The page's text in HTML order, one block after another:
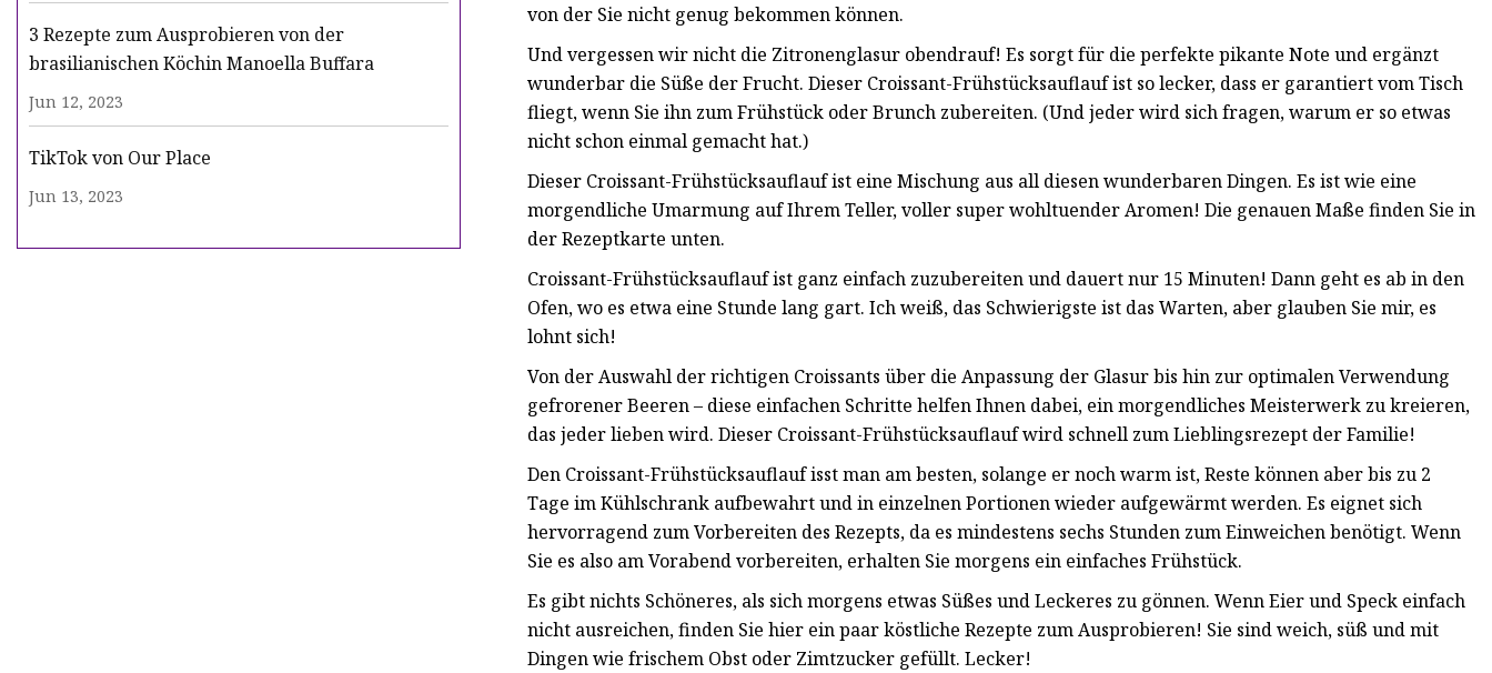
3 Rezepte zum Ausprobieren von der
brasilianischen Köchin Manoella Buffara
Jun 12, 2023
TikTok von Our Place
Jun 13, 2023
von der Sie nicht genug bekommen können.
Und vergessen wir nicht die Zitronenglasur obendrauf! Es sorgt für die perfekte pikante Note und ergänzt
wunderbar die Süße der Frucht. Dieser Croissant-Frühstücksauflauf ist so lecker, dass er garantiert vom Tisch
fliegt, wenn Sie ihn zum Frühstück oder Brunch zubereiten. (Und jeder wird sich fragen, warum er so etwas
nicht schon einmal gemacht hat.)
Dieser Croissant-Frühstücksauflauf ist eine Mischung aus all diesen wunderbaren Dingen. Es ist wie eine
morgendliche Umarmung auf Ihrem Teller, voller super wohltuender Aromen! Die genauen Maße finden Sie in
der Rezeptkarte unten.
Croissant-Frühstücksauflauf ist ganz einfach zuzubereiten und dauert nur 15 Minuten! Dann geht es ab in den
Ofen, wo es etwa eine Stunde lang gart. Ich weiß, das Schwierigste ist das Warten, aber glauben Sie mir, es
lohnt sich!
Von der Auswahl der richtigen Croissants über die Anpassung der Glasur bis hin zur optimalen Verwendung
gefrorener Beeren – diese einfachen Schritte helfen Ihnen dabei, ein morgendliches Meisterwerk zu kreieren,
das jeder lieben wird. Dieser Croissant-Frühstücksauflauf wird schnell zum Lieblingsrezept der Familie!
Den Croissant-Frühstücksauflauf isst man am besten, solange er noch warm ist, Reste können aber bis zu 2
Tage im Kühlschrank aufbewahrt und in einzelnen Portionen wieder aufgewärmt werden. Es eignet sich
hervorragend zum Vorbereiten des Rezepts, da es mindestens sechs Stunden zum Einweichen benötigt. Wenn
Sie es also am Vorabend vorbereiten, erhalten Sie morgens ein einfaches Frühstück.
Es gibt nichts Schöneres, als sich morgens etwas Süßes und Leckeres zu gönnen. Wenn Eier und Speck einfach
nicht ausreichen, finden Sie hier ein paar köstliche Rezepte zum Ausprobieren! Sie sind weich, süß und mit
Dingen wie frischem Obst oder Zimtzucker gefüllt. Lecker!